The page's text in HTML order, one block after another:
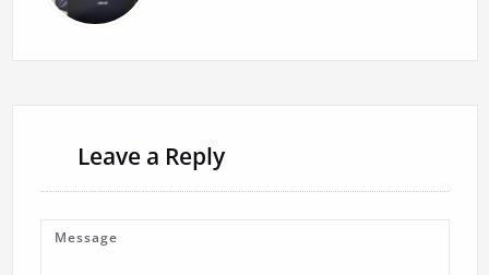
Leave a Reply